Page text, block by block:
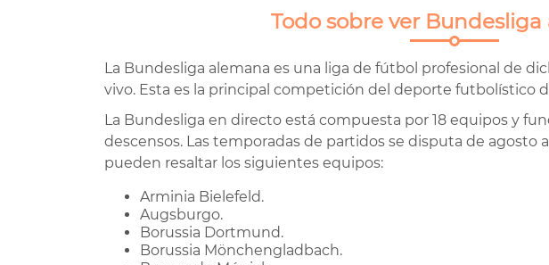
Todo sobre ver
La Bundesliga alemana es una liga de fútbol profesional de
vivo. Esta es la principal competición del deporte futbolístico
La Bundesliga en directo está compuesta por 18 equipos y
descensos. Las temporadas de partidos se disputa de agosto
pueden resaltar los siguientes equipos:
Arminia Bielefeld.
Augsburgo.
Borussia Dortmund.
Borussia Mönchengladbach.